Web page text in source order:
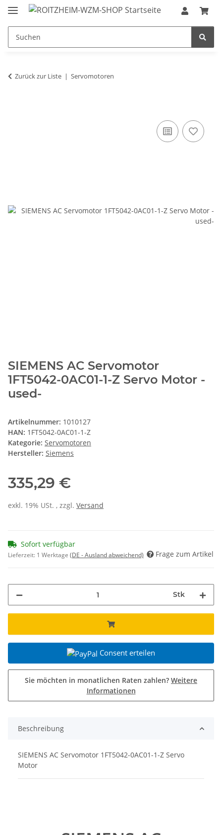
Zurück zur Liste Servomotoren
SIEMENS AC Servomotor
1FT5042-0AC01-1-Z Servo Motor -
used-
Artikelnummer: 1010127
HAN: 1FT5042-0AC01-1-Z
Kategorie: Servomotoren
Hersteller: Siemens
335,29 €
exkl. 19% USt. , zzgl. Versand
Sofort verfügbar
Lieferzeit: 1 Werktage (DE - Ausland abweichend) Frage zum Artikel
Stk
Consent erteilen
Sie möchten in monatlichen Raten zahlen? Weitere
Informationen
Beschreibung
SIEMENS AC Servomotor 1FT5042-0AC01-1-Z Servo
Motor